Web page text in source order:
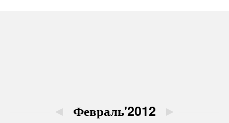
◄ Февраль'2012 ►